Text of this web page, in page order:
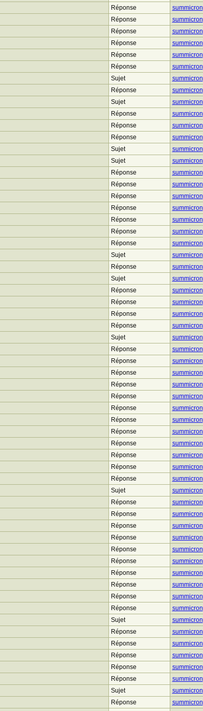
Réponse summicron
Réponse summicron
Réponse summicron
Réponse summicron
Réponse summicron
Réponse summicron
Sujet summicron
Réponse summicron
Sujet summicron
Réponse summicron
Réponse summicron
Réponse summicron
Sujet summicron
Sujet summicron
Réponse summicron
Réponse summicron
Réponse summicron
Réponse summicron
Réponse summicron
Réponse summicron
Réponse summicron
Sujet summicron
Réponse summicron
Sujet summicron
Réponse summicron
Réponse summicron
Réponse summicron
Réponse summicron
Sujet summicron
Réponse summicron
Réponse summicron
Réponse summicron
Réponse summicron
Réponse summicron
Réponse summicron
Réponse summicron
Réponse summicron
Réponse summicron
Réponse summicron
Réponse summicron
Réponse summicron
Sujet summicron
Réponse summicron
Réponse summicron
Réponse summicron
Réponse summicron
Réponse summicron
Réponse summicron
Réponse summicron
Réponse summicron
Réponse summicron
Réponse summicron
Sujet summicron
Réponse summicron
Réponse summicron
Réponse summicron
Réponse summicron
Réponse summicron
Sujet summicron
Réponse summicron